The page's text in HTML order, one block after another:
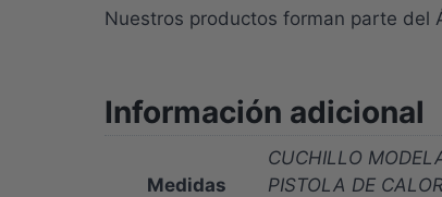
Nuestros productos forman parte del
Información adicional
Medidas
CUCHILLO
PISTOLA DE